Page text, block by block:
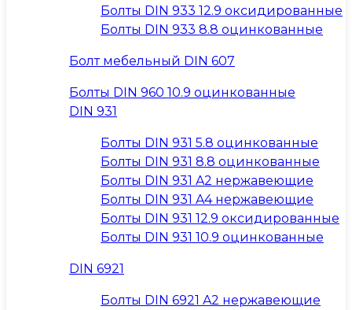
Болты DIN 933 12.9 оксидированные
Болты DIN 933 8.8 оцинкованные
Болт мебельный DIN 607
Болты DIN 960 10.9 оцинкованные
DIN 931
Болты DIN 931 5.8 оцинкованные
Болты DIN 931 8.8 оцинкованные
Болты DIN 931 A2 нержавеющие
Болты DIN 931 A4 нержавеющие
Болты DIN 931 12.9 оксидированные
Болты DIN 931 10.9 оцинкованные
DIN 6921
Болты DIN 6921 A2 нержавеющие